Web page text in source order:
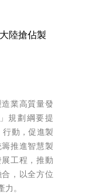
陸搶佔製
業高質量發
規劃綱要提
行動，促進製
推進智慧製
工程，推動
，以全方位
。